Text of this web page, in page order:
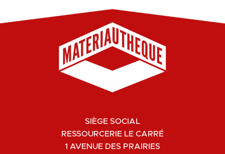
SIÈGE SOCIAL
RESSOURCERIE LE CARRÉ
1 AVENUE DES PRAIRIES